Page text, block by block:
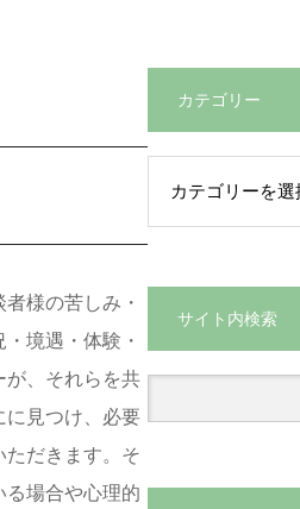
様の苦しみ・
境遇・体験・
が、それらを共
見つけ、必要
ただきます。そ
場合や心理的
カテゴリー
サイト内検索